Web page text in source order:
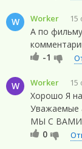
W Worker 15
А по
-1
W Worker 15
Хорошо Я
Уважаемые
МЫ С ВАМИ
0